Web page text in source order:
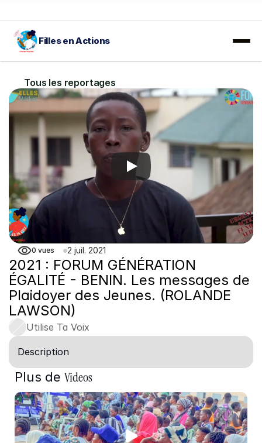
Filles en Actions
Tous les reportages
0 vues 2 juil. 2021
2021 : FORUM GÉNÉRATION
ÉGALITÉ - BENIN. Les messages de
Plaidoyer des Jeunes. (ROLANDE
LAWSON)
Utilise Ta Voix
Description
Plus de Videos